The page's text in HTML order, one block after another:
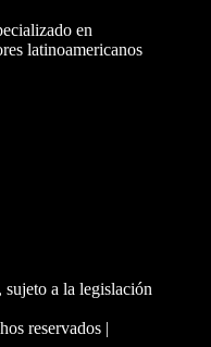
en
latinoamericanos
a la legislación
reservados |